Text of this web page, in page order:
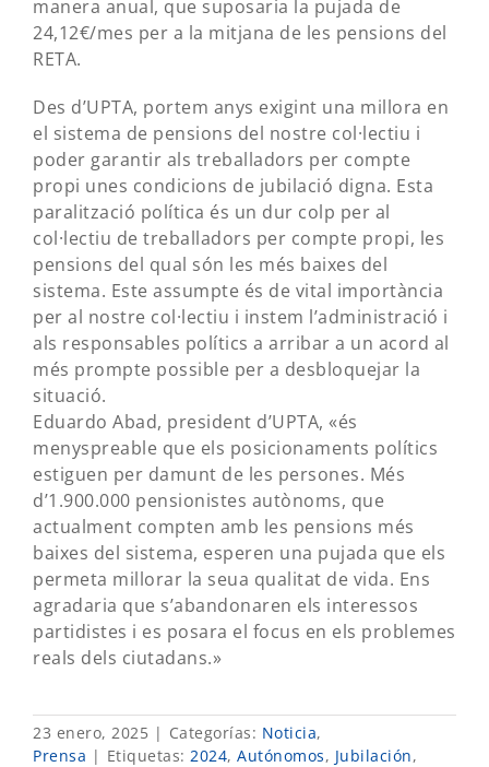
manera anual, que suposaria la pujada de
24,12€/mes per a la mitjana de les pensions del
RETA.
Des d’UPTA, portem anys exigint una millora en
el sistema de pensions del nostre col·lectiu i
poder garantir als treballadors per compte
propi unes condicions de jubilació digna. Esta
paralització política és un dur colp per al
col·lectiu de treballadors per compte propi, les
pensions del qual són les més baixes del
sistema. Este assumpte és de vital importància
per al nostre col·lectiu i instem l’administració i
als responsables polítics a arribar a un acord al
més prompte possible per a desbloquejar la
situació.
Eduardo Abad, president d’UPTA, «és
menyspreable que els posicionaments polítics
estiguen per damunt de les persones. Més
d’1.900.000 pensionistes autònoms, que
actualment compten amb les pensions més
baixes del sistema, esperen una pujada que els
permeta millorar la seua qualitat de vida. Ens
agradaria que s’abandonaren els interessos
partidistes i es posara el focus en els problemes
reals dels ciutadans.»
23 enero, 2025 | Categorías: Noticia,
Prensa | Etiquetas: 2024, Autónomos, Jubilación,